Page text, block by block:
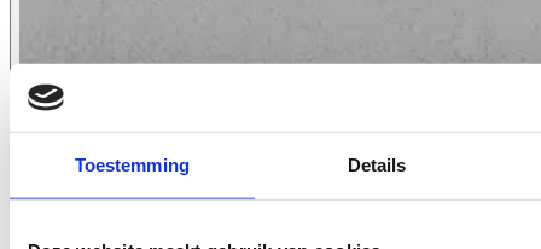
Toestemming Details
2617.93